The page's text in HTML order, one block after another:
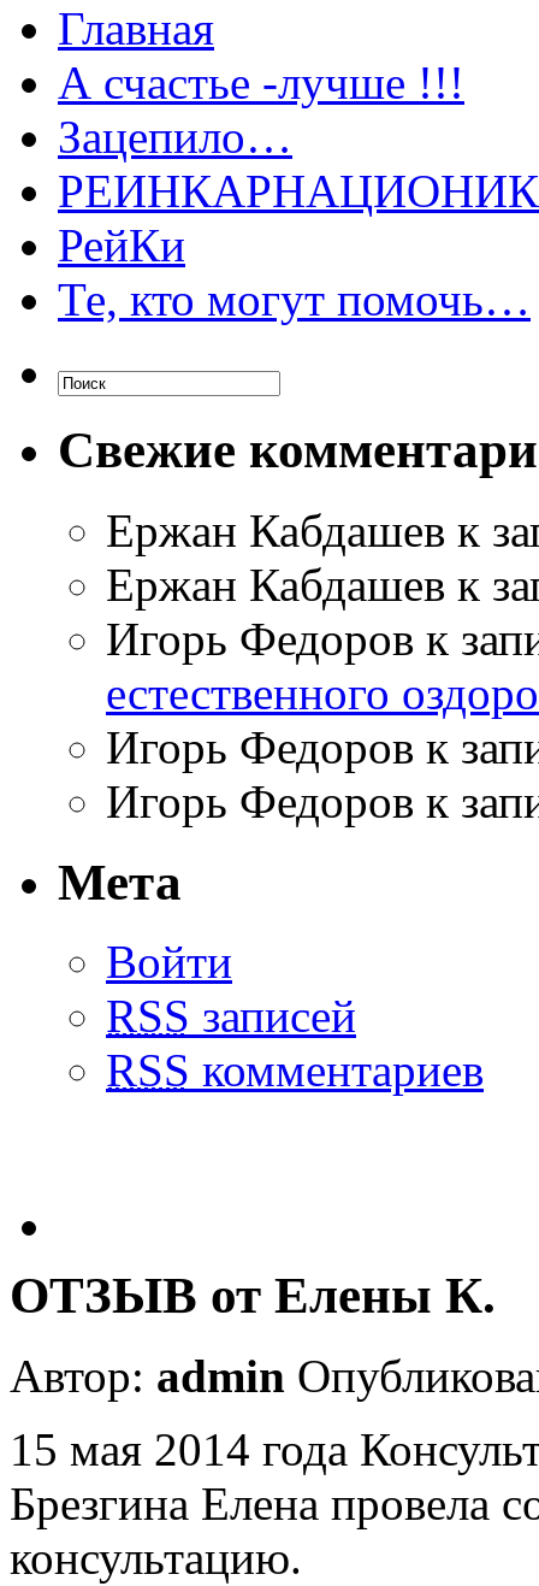
Главная
А счастье -лучше !!!
Зацепило…
РейКи
Те, кто могут помочь…
Свежие
Ержан Кабдашев к
Ержан Кабдашев к
Игорь Федоров к
естественного
Игорь Федоров к
Игорь Федоров к
Мета
Войти
RSS записей
RSS комментариев
ОТЗЫВ от Елены К.
Автор: admin
15 мая 2014 года
Брезгина Елена провела
консультацию.